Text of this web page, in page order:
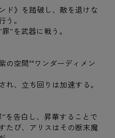
ド》を踏破し、敵を退けな
。
”を武器に戦う。
の空間""ワンダーディメン
、立ち回りは加速する。
を告白し、昇華することで
たび、アリスはその断末魔